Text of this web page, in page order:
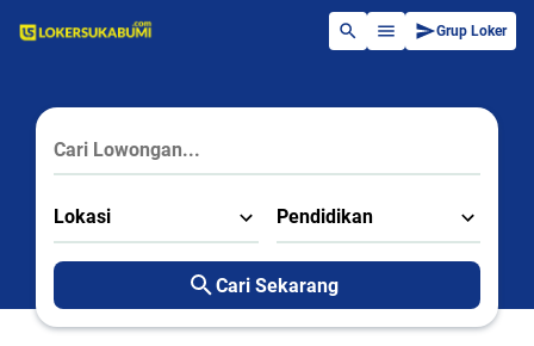
Grup Loker
Lokasi Pendidikan
Cari Sekarang